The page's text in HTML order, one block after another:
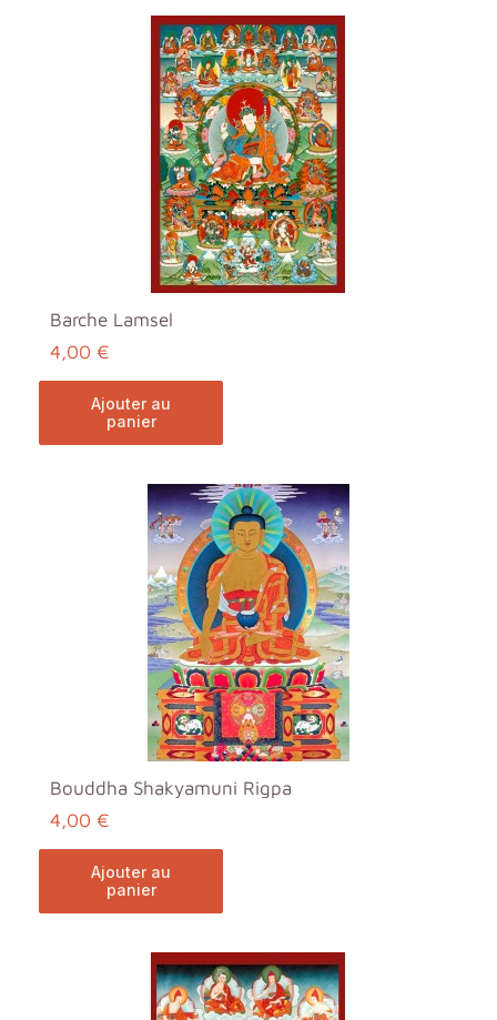
Barche Lamsel
4,00 €
ajouter au
panier
Bouddha Shakyamuni Rigpa
4,00 €
ajouter au
panier